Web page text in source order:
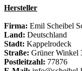
Hersteller
Firma: Emil Scheibel
Land: Deutschland
Stadt: Kappelrodeck
Straße: Grüner Winkel
Postleitzahl: 77876